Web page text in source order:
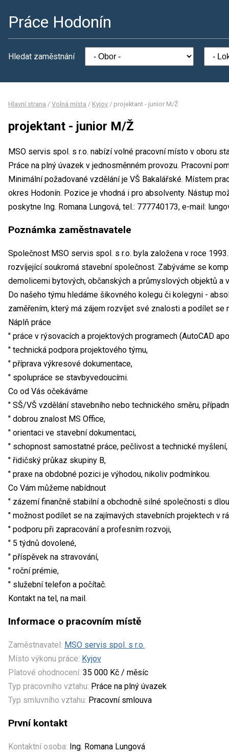
Práce Hodonín
Hledat zaměstnání
Hlavní strana / Volná místa / Kyjov / projektant - junior M/Ž
projektant - junior M/Ž
MSO servis spol. s r.o. nabízí volné pracovní místo v oboru
Práce na plný úvazek v jednosměnném provozu. Pracovní
Minimální požadované vzdělání je VŠ Bakalářské. Místem
okres Hodonín. Pozice je vhodná i pro absolventy. Nástup
poskytne Ing. Romana Lungová, tel.: 777740173, e-mail:
Poznámka zaměstnavatele
Společnost MSO servis spol. s r.o. byla založena v roce
rozvíjející soukromá stavební společnost. Zabýváme se
demolicemi bytových, občanských a průmyslových objektů a
Do našeho týmu hledáme šikovného kolegu či kolegyni -
zaměřením, který má zájem rozvíjet své znalosti a podílet se
Náplň práce
" práce v rýsovacích a projektových programech (AutoCAD
" technická podpora projektového týmu,
" příprava výkresové dokumentace,
" spolupráce se stavbyvedoucími.
Co od Vás očekáváme
" SŠ/VŠ vzdělání stavebního nebo technického směru,
" dobrou znalost MS Office,
" orientaci ve stavební dokumentaci,
" schopnost samostatné práce, pečlivost a technické myšlení,
" řidičský průkaz skupiny B,
" praxe na obdobné pozici je výhodou, nikoliv podmínkou.
Co Vám můžeme nabídnout
" zázemí finančně stabilní a obchodně silné společnosti s
" možnost podílet se na zajímavých stavebních projektech v
" podporu při zapracování a profesním rozvoji,
" 5 týdnů dovolené,
" příspěvek na stravování,
" roční prémie,
" služební telefon a počítač.
Kontakt na tel, na mail.
Informace o pracovním místě
Zaměstnavatel: MSO servis spol. s r.o.
Místo výkonu práce: Kyjov
Platové ohodnocení: 35 000 Kč / měsíc
Typ pracovního vztahu: Práce na plný úvazek
Typ smluvního vztahu: Pracovní smlouva
První kontakt
Kontaktní osoba: Ing. Romana Lungová